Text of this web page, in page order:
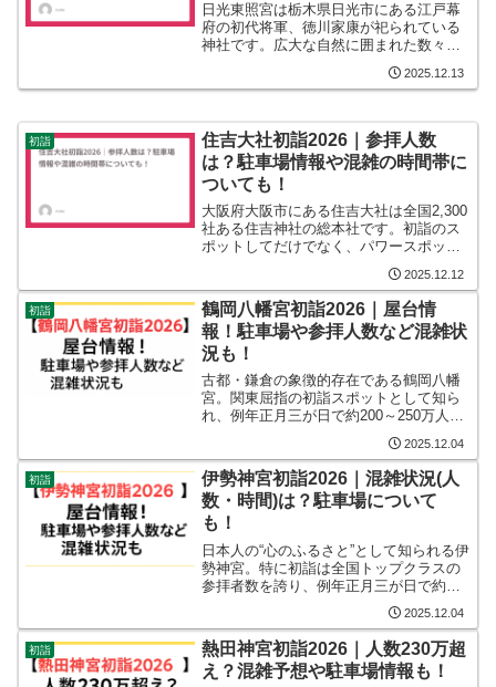
日光東照宮は栃木県日光市にある江戸幕
府の初代将軍、徳川家康が祀られている
神社です。広大な自然に囲まれた数々の
社は世界遺産にも登録されています。そ
んな日光東照宮ですが、初詣の時期には
2025.12.13
初詣
住吉大社初詣2026｜参拝人数
は？駐車場情報や混雑の時間帯に
ついても！
大阪府大阪市にある住吉大社は全国2,300
社ある住吉神社の総本社です。初詣のス
ポットしてだけでなく、パワースポット
としても有名ですね。そんな住吉大社で
は初詣のシーズンになると、毎年多くの
参拝客が訪れます。多くの参拝客が訪れ
ると、車を駐車場に...
2025.12.12
初詣
鶴岡八幡宮初詣2026｜屋台情
報！駐車場や参拝人数など混雑状
況も！
古都・鎌倉の象徴的存在である鶴岡八幡
宮。関東屈指の初詣スポットとして知ら
れ、例年正月三が日で約200～250万人規
模の参拝者が訪れるといわれています
（各種統計・混雑情報サイトの推計）。
JR鎌倉駅から段葛（だんかずら）を歩い
て向かう参道は、初...
2025.12.04
初詣
伊勢神宮初詣2026｜混雑状況(人
数・時間)は？駐車場について
も！
日本人の“心のふるさと”として知られる伊
勢神宮。特に初詣は全国トップクラスの
参拝者数を誇り、例年正月三が日で約
55〜65万人が訪れるといわれています。
（※過去統計の総合推計）自然豊かな社
叢に包まれた境内は荘厳で、外宮・内宮
を参拝する「両宮参...
2025.12.04
初詣
熱田神宮初詣2026｜人数230万超
え？混雑予想や駐車場情報も！